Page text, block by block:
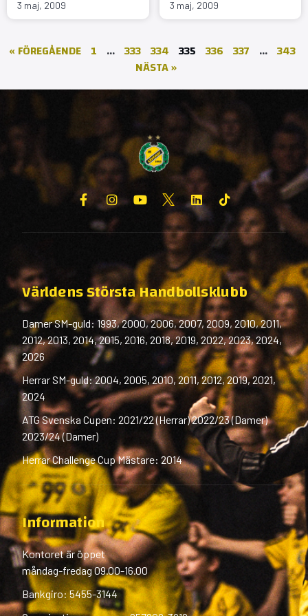
3 maj, 2009 3 maj, 2009
« FÖREGÅENDE 1 … 333 334 335 336 337 … 343
NÄSTA »
Världens Största Handbollsklubb
Damer SM-guld: 1993, 2000, 2006, 2007, 2009, 2010, 2011,
2012, 2013, 2014, 2015, 2016, 2018, 2019, 2022, 2023, 2024,
2026
Herrar SM-guld: 2004, 2005, 2010, 2011, 2012, 2019, 2021,
2024
ATG Svenska Cupen: 2021/22 (Herrar) 2022/23 (Damer)
2023/24 (Damer)
Herrar Challenge Cup Mästare: 2014
Information
Kontoret är öppet
måndag-fredag 09.00-16.00
Bankgiro: 5455-3144